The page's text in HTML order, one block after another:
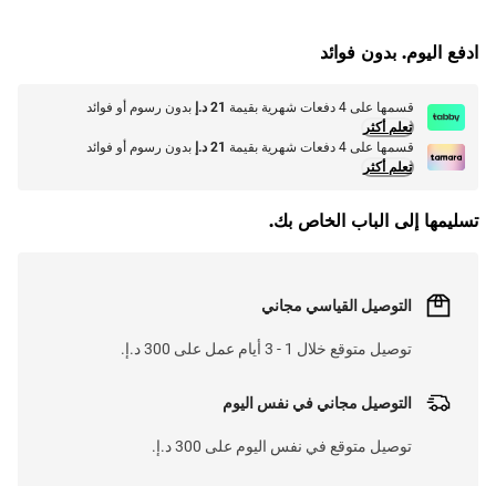
ادفع اليوم. بدون فوائد
قسمها على 4 دفعات شهرية بقيمة 21 د.إ
بدون رسوم أو فوائد
تعلم أكثر
قسمها على 4 دفعات شهرية بقيمة
21 د.إ
بدون رسوم أو فوائد
تعلم أكثر
تسليمها إلى الباب الخاص بك.
التوصيل القياسي مجاني
توصيل متوقع خلال 1 - 3 أيام عمل على 300 د.إ.
التوصيل مجاني في نفس اليوم
توصيل متوقع في نفس اليوم على 300 د.إ.